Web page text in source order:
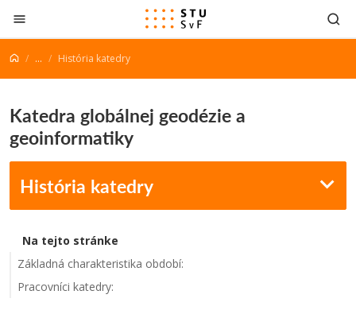
Prejsť na obsah
... História katedry
Katedra globálnej geodézie a
geoinformatiky
História katedry
Na tejto stránke
Základná charakteristika období:
Pracovníci katedry: